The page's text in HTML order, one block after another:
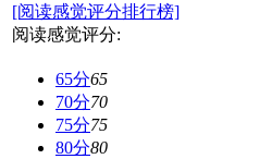
[阅读感觉评分排行榜]
阅读感觉评分:
65分65
70分70
75分75
80分80